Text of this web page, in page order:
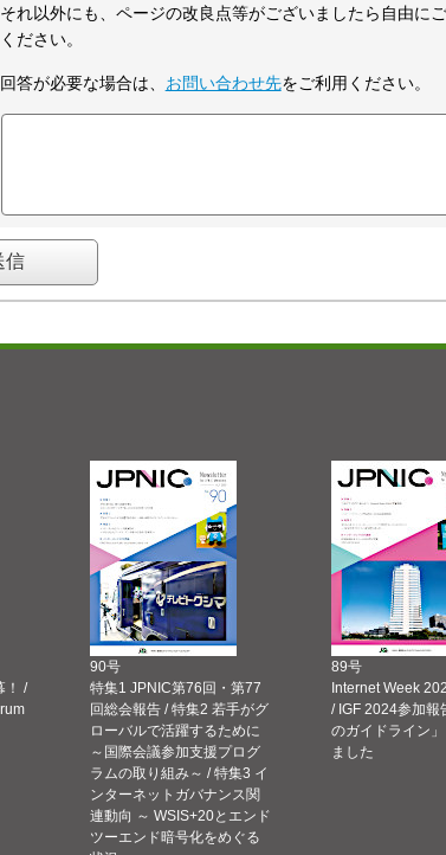
それ以外にも、ページの改良点等がございましたら自由に
ください。
回答が必要な場合は、 お問い合わせ先をご利用ください。
！ /
90号
特集1 JPNIC第76回・第77
回総会報告 / 特集2 若手がグ
ローバルで活躍するために
～国際会議参加支援プログ
ラムの取り組み～ / 特集3 イ
ンターネットガバナンス関
連動向 ～ WSIS+20とエンド
ツーエンド暗号化をめぐる
89号
Internet Week
/ IGF 2024参加報
のガイドライン
ました